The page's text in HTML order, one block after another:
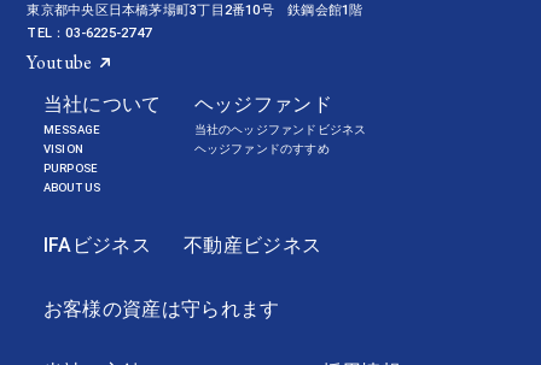
東京都中央区日本橋茅場町3丁目2番10号 鉄鋼会館1階
TEL：03-6225-2747
Youtube
当社について
MESSAGE
VISION
PURPOSE
ABOUT US
ヘッジファンド
当社のヘッジファンドビジネス
ヘッジファンドのすすめ
IFAビジネス 不動産ビジネス
お客様の資産は守られます